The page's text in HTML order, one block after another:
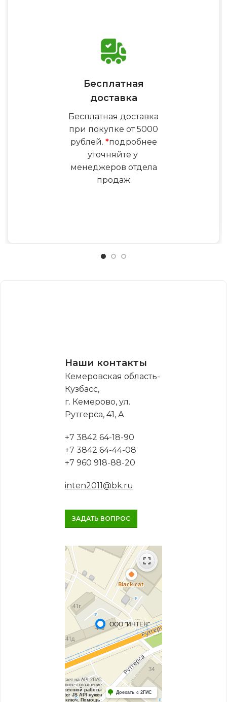
Бесплатная
доставка
Бесплатная доставка
при покупке от 5000
рублей. *подробнее
уточняйте у
менеджеров отдела
продаж
Наши контакты
Кемеровская область-
Кузбасс,
г. Кемерово, ул.
Рутгерса, 41, А
+7 3842 64-18-90
+7 3842 64-44-08
+7 960 918-88-20
inten2011@bk.ru
ЗАДАТЬ ВОПРОС